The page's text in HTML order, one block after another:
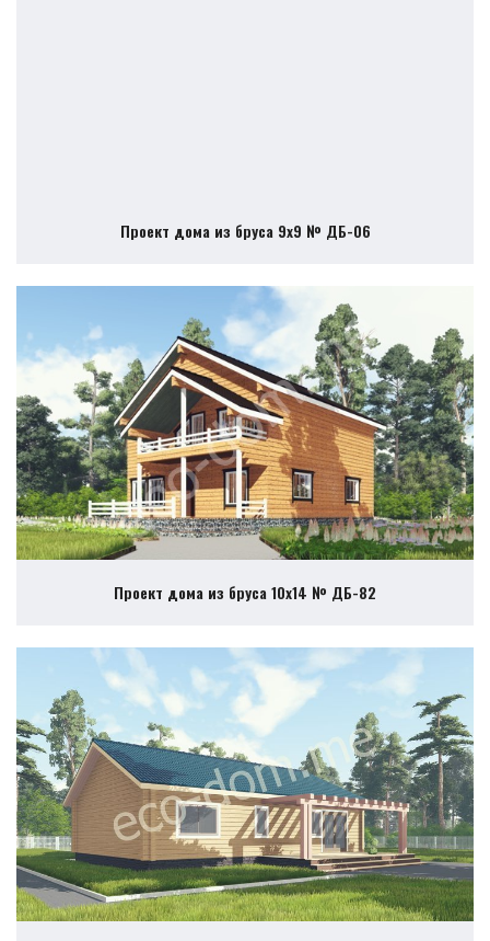
Проект дома из бруса 9х9 № ДБ-06
Проект дома из бруса 10х14 № ДБ-82